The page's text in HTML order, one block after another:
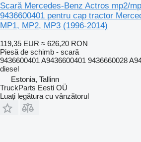
Scară Mercedes-Benz Actros mp2/
9436600401 pentru cap tractor
MP1, MP2, MP3 (1996-2014)
119,35 EUR ≈ 626,20 RON
Piesă de schimb - scară
9436600401 A9436600401 9436660028
diesel
Estonia, Tallinn
TruckParts Eesti OÜ
Luați legătura cu vânzătorul